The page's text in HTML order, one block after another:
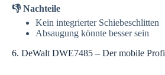
👎 Nachteile
Kein integrierter Schiebeschlitten
Absaugung könnte besser sein
6. DeWalt DWE7485 – Der mobile Profi